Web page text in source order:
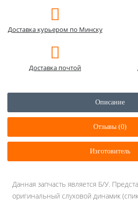
Доставка курьером по Минску
Доставка почтой
Описание
Отзывы (0)
Изготовитель
Данная запчасть является Б/У.
оригинальный слуховой динамик